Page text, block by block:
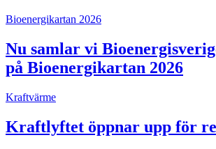
Bioenergikartan 2026
Nu samlar vi
på Bioenergikartan 2026
Kraftvärme
Kraftlyftet öppnar upp för